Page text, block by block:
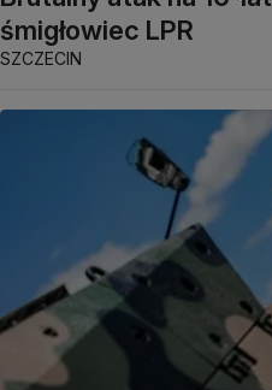
śmigłowiec LPR
SZCZECIN